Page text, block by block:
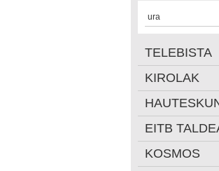
ura
TELEBISTA
KIROLAK
EITB
KOSMOS